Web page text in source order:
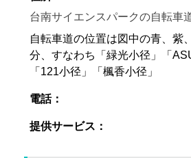
台南サイエンスパークの自転車
自転車道の位置は図中の青、紫
分、すなわち「緑光小径」「
「121小径」「楓香小径」